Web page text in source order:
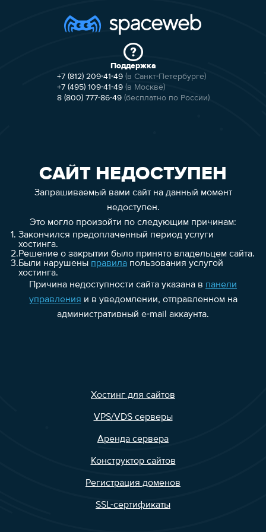
Поддержка
+7 (812) 209-41-49 (в Санкт-Петербурге)
+7 (495) 109-41-49 (в Москве)
8 (800) 777-86-49 (бесплатно по России)
САЙТ НЕДОСТУПЕН
Запрашиваемый вами сайт на данный момент
недоступен.
Это могло произойти по следующим причинам:
1. Закончился предоплаченный период услуги
хостинга.
2.Решение о закрытии было принято владельцем сайта.
3.Были нарушены правилапользования услугой
хостинга.
Причина недоступности сайта указана в панели
управления и в уведомлении, отправленном на
административный e-mail аккаунта.
Хостинг для сайтов
VPS/VDS серверы
Аренда сервера
Конструктор сайтов
Регистрация доменов
SSL-сертификаты